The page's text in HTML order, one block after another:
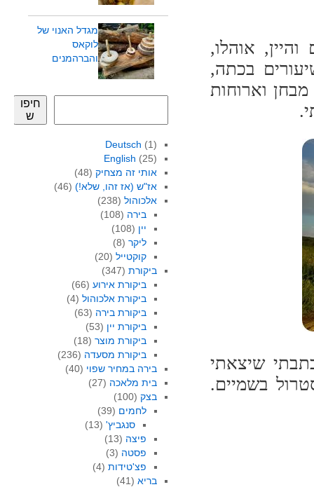
אוהלו,
בכתה,
וארוחות
שיצאתי
בשמיים.
מגדל האנוי של
לוקאס
והברהמנים
חיפו
ש
Deutsch (1)
English (25)
אותי זה מצחיק(48)
אז"ש (אז זהו, שלא!)(46)
אלכוהול(238)
בירה (108)
יין (108)
ליקר (8)
קוקטייל (20)
ביקורת(347)
ביקורת אירוע (66)
ביקורת אלכוהול (4)
ביקורת בירה (63)
ביקורת יין (53)
ביקורת מוצר (18)
ביקורת מסעדה (236)
בירה במחיר שפוי (40)
בית מלאכה (27)
בצק(100)
לחמים (39)
סנגביץ'(13)
פיצה (13)
פסטה (3)
פצ'טידות (4)
בריא(41)